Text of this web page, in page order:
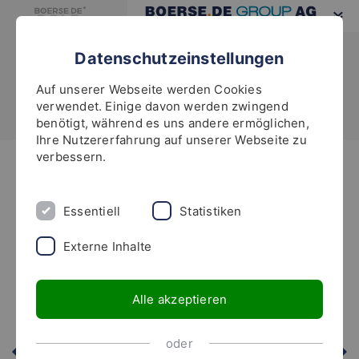
Datenschutzeinstellungen
Auf unserer Webseite werden Cookies
verwendet. Einige davon werden zwingend
benötigt, während es uns andere ermöglichen,
Ihre Nutzererfahrung auf unserer Webseite zu
verbessern.
Essentiell Statistiken
Externe Inhalte
Alle akzeptieren
oder